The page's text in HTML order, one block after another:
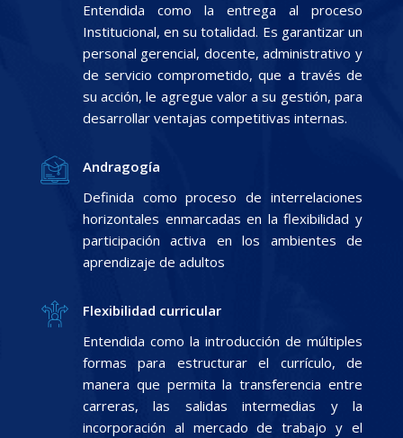
Entendida como la entrega al proceso
Institucional, en su totalidad. Es garantizar un
personal gerencial, docente, administrativo y
de servicio comprometido, que a través de
su acción, le agregue valor a su gestión, para
desarrollar ventajas competitivas internas.
Andragogía
Definida como proceso de interrelaciones
horizontales enmarcadas en la flexibilidad y
participación activa en los ambientes de
aprendizaje de adultos
Flexibilidad curricular
Entendida como la introducción de múltiples
formas para estructurar el currículo, de
manera que permita la transferencia entre
carreras, las salidas intermedias y la
incorporación al mercado de trabajo y el